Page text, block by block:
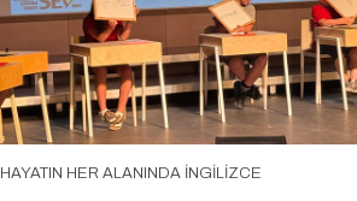
HAYATIN HER ALANINDA İNGİLİZCE